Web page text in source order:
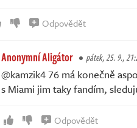
Odpovědět
Anonymní Aligátor pátek, 25. 9.,
@kamzik4 76 má konečně
s Miami jim taky fandím,
Odpovědět